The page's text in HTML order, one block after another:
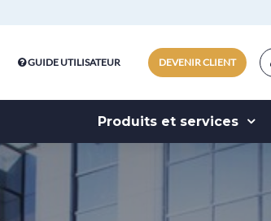
DEVENIR CLIENT
GUIDE UTILISATEUR
Produits et services